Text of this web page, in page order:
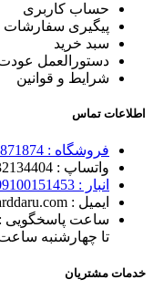
حساب کاربری
پیگیری سفارشات
سبد خرید
دستورالعمل
شرایط و قوانین
اطلاعات تماس
فروشگاه :
واتساپ : 0
انبار : 0 9100151453
ایمیل : info@hamdarddaru.com
ساعت پاسخگویی
تا چهارشنبه ساعت 9 تا 17 و پنجشنبه ها 9 تا
خدمات مشتریان